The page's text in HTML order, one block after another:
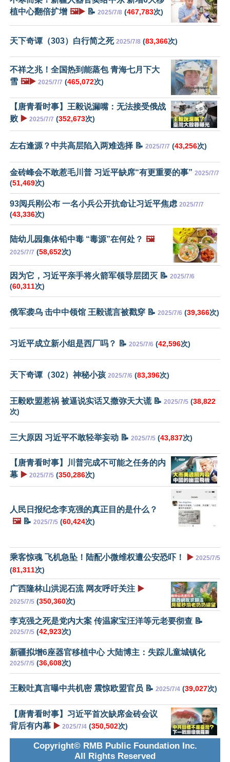
植中心翻倍扩增 🖼️▶️ 📝 2025/7/8 (467,783次)
天下奇谭（303）白行简之死 2025/7/8 (83,366次)
不祥之兆！全国热到能蒸包 青海七月下大
雪 🖼️▶️ 2025/7/7 (465,072次)
【唐青看时事】王毅说漏嘴：无法接受俄战
败 ▶️ 2025/7/7 (352,673次)
左右逢源？中共高层陷入两难选择 📝 2025/7/7 (43,256次)
金砖峰会不敢惹毛川普 习近平缺席“有更重要的事” 2025/7/7
(51,469次)
93阅兵刚公布 一名小兵公开抗命让习近平焦虑 2025/7/7
(43,336次)
陆幼儿园集体铅中毒 “毒源”在何处？ 🖼️
2025/7/7 (58,652次)
因为它，习近平亲手将火箭军领导层团灭 📝 2025/7/6
(60,311次)
俄军袭乌 击中中领馆 王毅谎言被戳穿 📝 2025/7/6 (39,366次)
习近平成立新小组是西厂吗？ 📝 2025/7/6 (42,596次)
天下奇谭（302）神秘小孩 2025/7/6 (83,396次)
王毅欧盟惹祸 被逼说实话又撒弥天大谎 📝 2025/7/5 (38,822
次)
三大原因 习近平不敢轻举妄动 📝 2025/7/5 (43,837次)
【唐青看时事】川普完成不可能之任务的内
幕 ▶️ 2025/7/5 (350,286次)
人民日报纪念李克强的真正目的是什么？
🖼️📝 2025/7/5 (60,424次)
乘客惊魂 飞机急坠！陆配小微维权遭公安恐吓！ ▶️ 2025/7/5
(81,311次)
广西隆林山洪泥石流 网友呼吁关注 ▶️
2025/7/5 (350,360次)
李克强之死是党内大案 传温家宝汪洋等元老要彻查 📝
2025/7/5 (42,923次)
新疆拟增6座器官移植中心 大陆博主：失踪儿童城镇化
2025/7/5 (36,608次)
王毅吐真言曝中共机密 震惊欧盟官员 📝 2025/7/4 (39,027次)
【唐青看时事】习近平首次缺席金砖会议
背后有内幕 ▶️ 2025/7/4 (350,502次)
Copyright© RMB Public Foundation Inc.
All Rights Reserved